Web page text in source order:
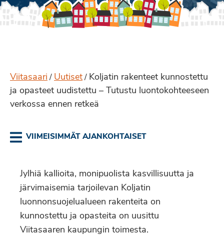
Viitasaari / Uutiset / Koljatin rakenteet kunnostettu
ja opasteet uudistettu – Tutustu luontokohteeseen
verkossa ennen retkeä
VIIMEISIMMÄT AJANKOHTAISET
Jylhiä kallioita, monipuolista kasvillisuutta ja
järvimaisemia tarjoilevan Koljatin
luonnonsuojelualueen rakenteita on
kunnostettu ja opasteita on uusittu
Viitasaaren kaupungin toimesta.